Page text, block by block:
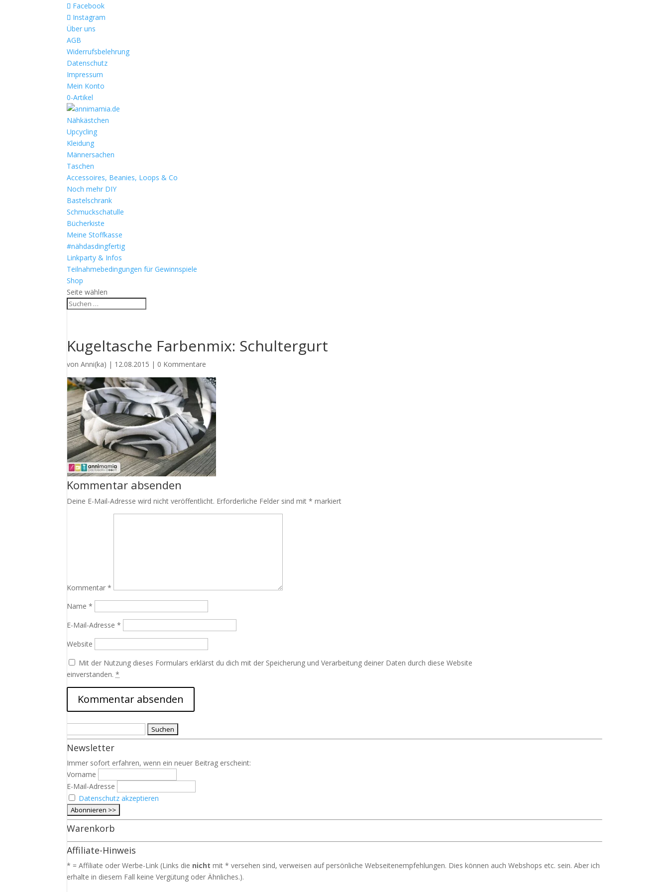
Facebook
Instagram
Über uns
AGB
Widerrufsbelehrung
Datenschutz
Impressum
Mein Konto
0-Artikel
Nähkästchen
Upcycling
Kleidung
Männersachen
Taschen
Accessoires, Beanies, Loops & Co
Noch mehr DIY
Bastelschrank
Schmuckschatulle
Bücherkiste
Meine Stoffkasse
#nähdasdingfertig
Linkparty & Infos
Teilnahmebedingungen für Gewinnspiele
Shop
Seite wählen
Kugeltasche Farbenmix: Schultergurt
vonAnni(ka) | 12.08.2015 | 0 Kommentare
Kommentar absenden
Deine E-Mail-Adresse wird nicht veröffentlicht. Erforderliche Felder sind mit* markiert
Kommentar*
Name*
E-Mail-Adresse*
Website
Mit der Nutzung dieses Formulars erklärst du dich mit der Speicherung und Verarbeitung deiner Daten durch diese Website
einverstanden.*
nach:
Newsletter
Immer sofort erfahren, wenn ein neuer Beitrag erscheint:
Vorname
E-Mail-Adresse
Datenschutz akzeptieren
Warenkorb
Affiliate-Hinweis
* = Affiliate oder Werbe-Link (Links die nichtmit * versehen sind, verweisen auf persönliche Webseitenempfehlungen. Dies können auch Webshops etc. sein. Aber ich
erhalte in diesem Fall keine Vergütung oder Ähnliches.).